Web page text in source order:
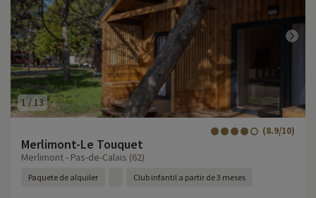
1/13
Merlimont-Le Touquet
(8.9/10)
Merlimont - Pas-de-Calais (62)
Paquete de alquiler Club infantil a partir de 3 meses